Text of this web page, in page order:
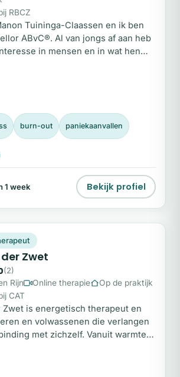
RBCZ
Tuininga-Claassen en ik ben
ABvC®. Al van jongs af aan heb
in mensen en in wat hen
mij er jaren geleden toe gebracht
komt in het leven momenten
het even niet meer lukt.
burn-out paniekaanvallen
1 week Bekijk profiel
LV
Zwet
(2)
Rijn
Online therapie
Op de praktijk
CAT
Zwet is energetisch therapeut en
en volwassenen die verlangen
met zichzelf. Vanuit warmte,
te doorbreken en weer te